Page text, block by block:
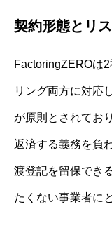
契約形態とリ
FactoringZEROは
リング両方に対応
が原則とされてお
返済する義務を負
渡登記を留保でき
たくない事業者に